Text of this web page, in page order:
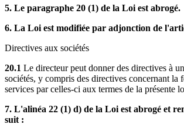
5. Le paragraphe 20 (1) de la Loi est abrogé.
6. La Loi est modifiée par adjonction de
Directives aux sociétés
20.1 Le directeur peut donner des directives à
sociétés, y compris des directives concernant la
services par celles-ci aux termes de la présente
7. L'alinéa 22 (1) d) de la Loi est abrogé et
suit :